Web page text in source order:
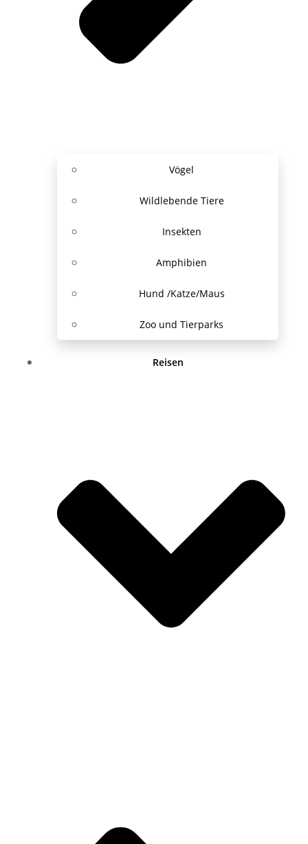
Vögel
Wildlebende Tiere
Insekten
Amphibien
Hund /Katze/Maus
Zoo und Tierparks
Reisen